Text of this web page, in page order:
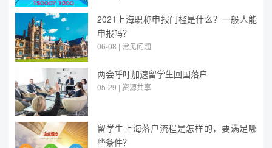
2021上海职称申报门槛是什么？一般人能
申报吗？
06-08 | 常见问题
两会呼吁加速留学生回国落户
05-29 | 资源共享
留学生上海落户流程是怎样的，要满足哪
些条件？